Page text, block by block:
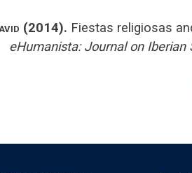
(2014). Fiestas religiosas
eHumanista: Journal on Iberian